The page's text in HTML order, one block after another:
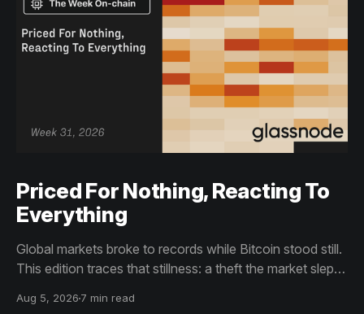
Priced For Nothing, Reacting To
Everything
Global markets broke to records while Bitcoin stood still.
This edition traces that stillness: a theft the market slept
than capitulation, and an options market priced for
Aug 5, 2026 7 min read